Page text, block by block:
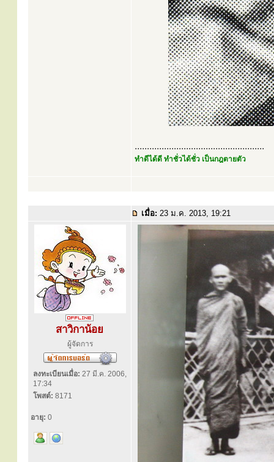
.....................................................
ทำดีได้ดี ทำชั่วได้ชั่ว เป็นกฎตายตัว
เมื่อ: 23 ม.ค. 2013, 19:21
สาวิกาน้อย
ผู้จัดการ
ลงทะเบียนเมื่อ: 27 มี.ค. 2006,
17:34
โพสต์: 8171
อายุ: 0